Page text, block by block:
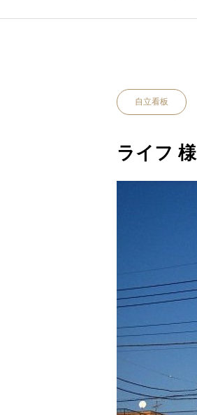
自立看板
ライフ 様